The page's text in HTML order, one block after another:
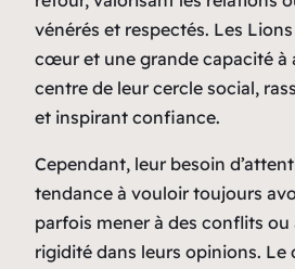
vénérés et respectés. Les
cœur et une grande capacité à
centre de leur cercle social,
et inspirant confiance.
Cependant, leur besoin
tendance à vouloir toujours
parfois mener à des conflits ou
rigidité dans leurs opinions. Le